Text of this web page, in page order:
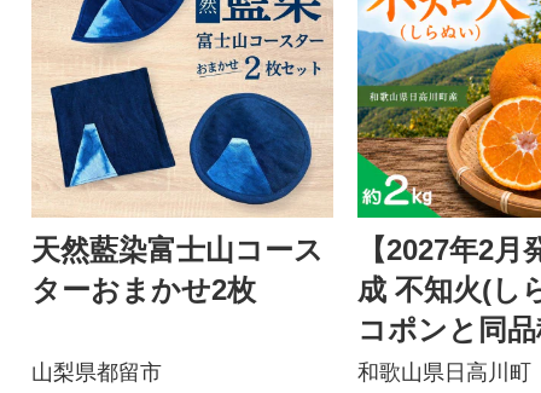
天然藍染富士山コース
ターおまかせ2枚
山梨県都留市
【2027年2月
成 不知火(し
コポンと同
(20玉入り)
和歌山県日高川町